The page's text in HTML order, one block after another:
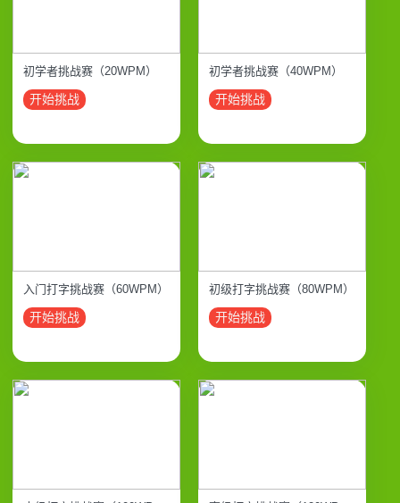
初学者挑战赛（20WPM）
开始挑战
初学者挑战赛（40WPM）
开始挑战
入门打字挑战赛（60WPM）
开始挑战
初级打字挑战赛（80WPM）
开始挑战